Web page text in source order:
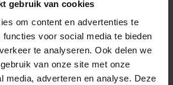
gebruik van cookies
om content en advertenties te
functies voor social media te bieden
te analyseren. Ook delen we
van onze site met onze
media, adverteren en analyse. Deze
2000 mm)
2 mm lengtetolerantie